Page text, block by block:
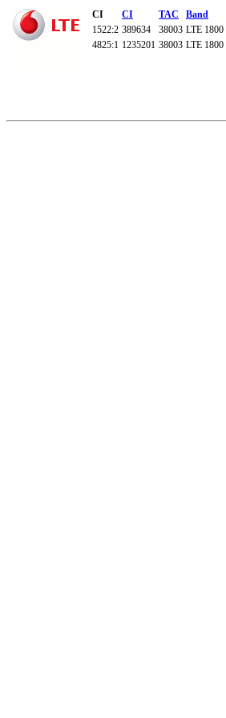
CI CI TAC Band
1522:2 389634 38003 LTE 1800
4825:1 1235201 38003 LTE 1800